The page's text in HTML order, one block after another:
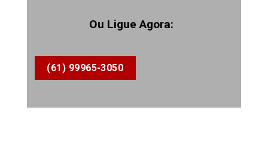
Ou Ligue Agora:
(61) 99965-3050